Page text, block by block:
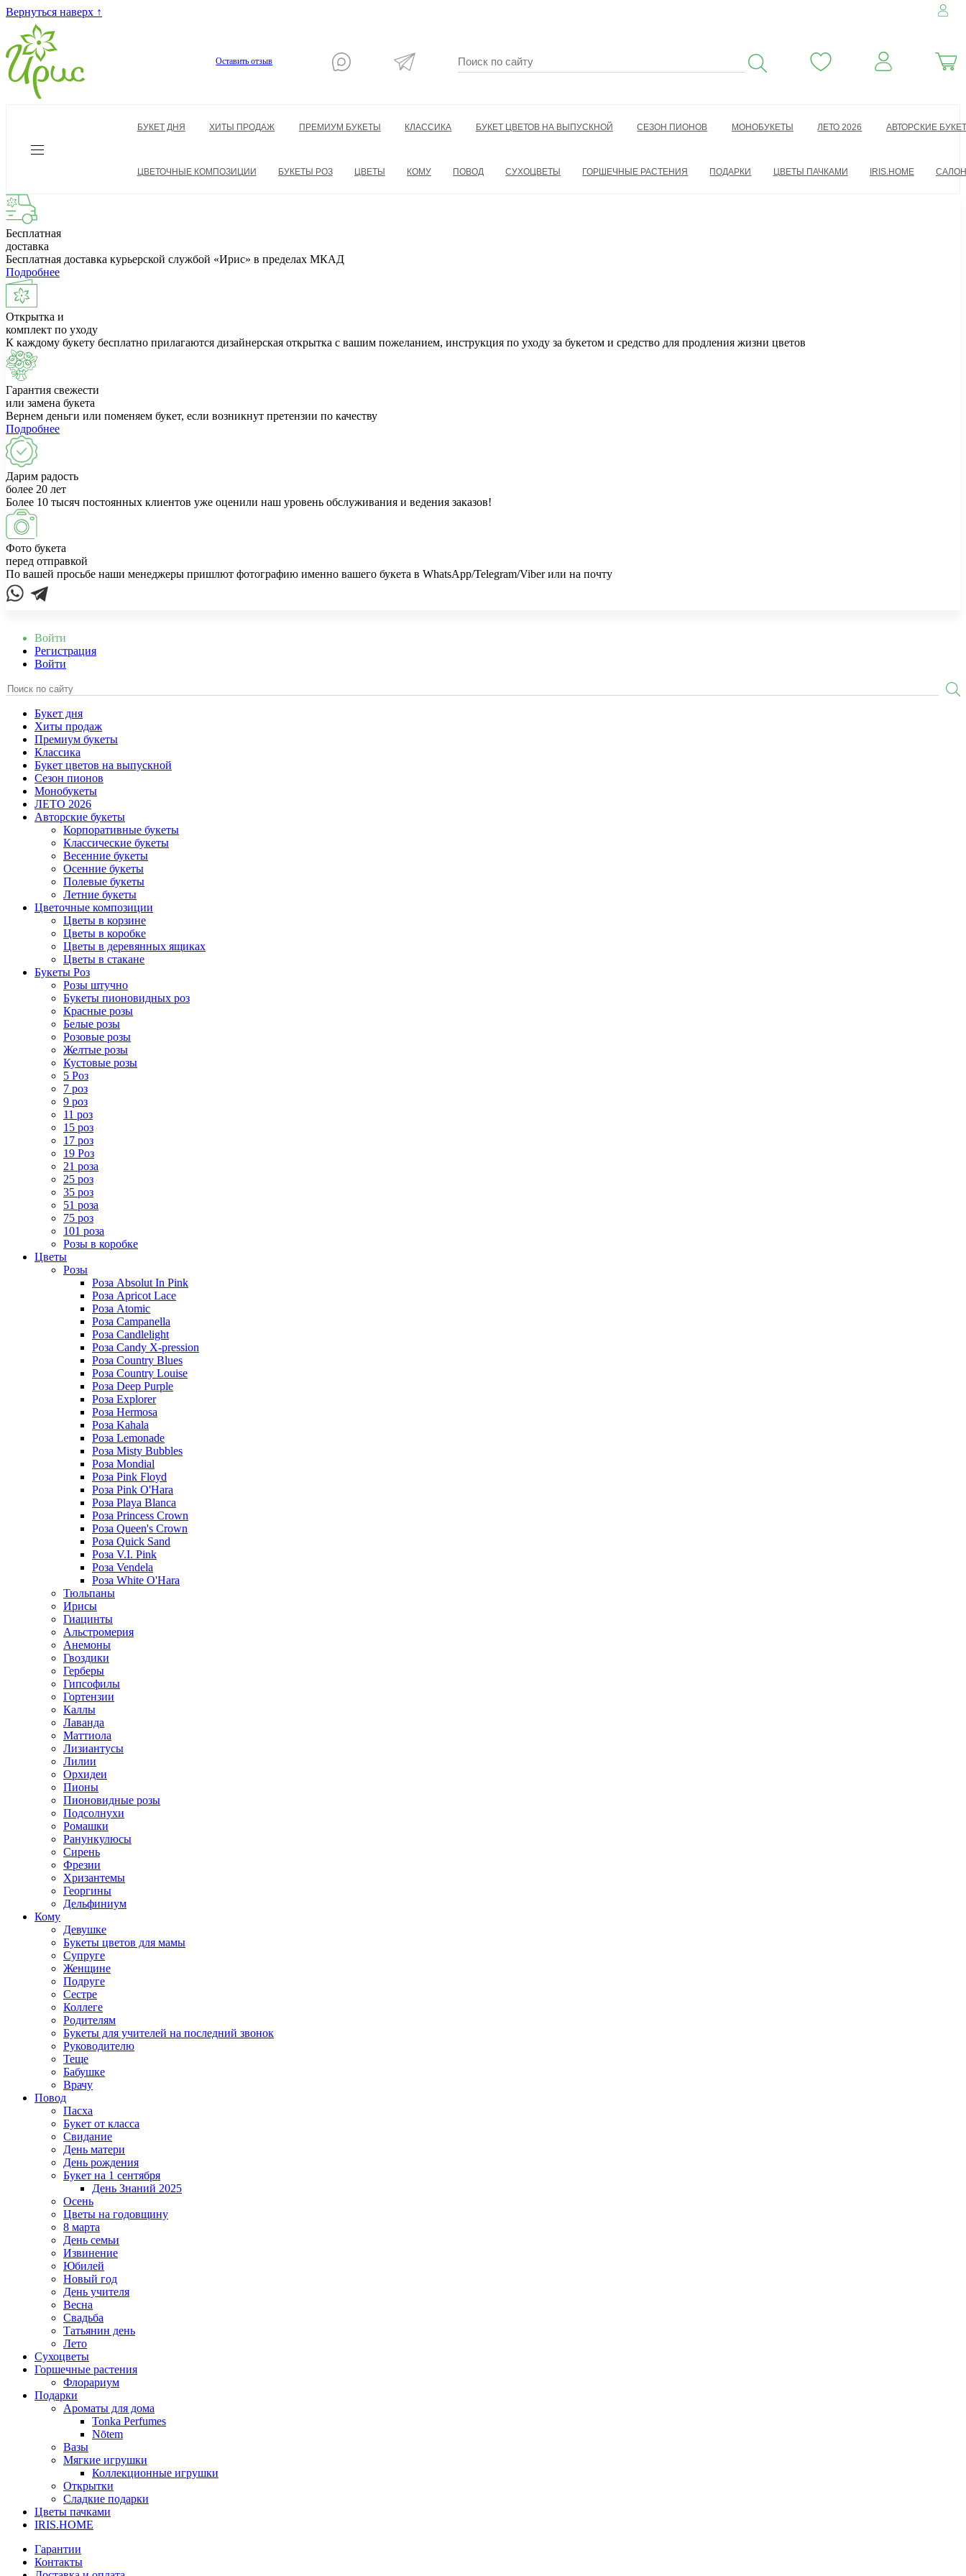
Вернуться наверх ↑
Оставить отзыв
БУКЕТ ДНЯ ХИТЫ ПРОДАЖ ПРЕМИУМ БУКЕТЫ КЛАССИКА БУКЕТ ЦВЕТОВ НА ВЫПУСКНОЙ СЕЗОН ПИОНОВ МОНОБУКЕТЫ ЛЕТО 2026 АВТОРСКИЕ
ЦВЕТОЧНЫЕ КОМПОЗИЦИИ БУКЕТЫ РОЗ ЦВЕТЫ КОМУ ПОВОД СУХОЦВЕТЫ ГОРШЕЧНЫЕ РАСТЕНИЯ ПОДАРКИ ЦВЕТЫ ПАЧКАМИ IRIS.HOME
Бесплатная
доставка
Бесплатная доставка курьерской службой «Ирис» в пределах МКАД
Подробнее
Открытка и
комплект по уходу
К каждому букету бесплатно прилагаются дизайнерская открытка с вашим пожеланием, инструкция по уходу за букетом и средство для продления жизни цветов
Гарантия свежести
или замена букета
Вернем деньги или поменяем букет, если возникнут претензии по качеству
Подробнее
Дарим радость
более 20 лет
Более 10 тысяч постоянных клиентов уже оценили наш уровень обслуживания и ведения заказов!
Фото букета
перед отправкой
По вашей просьбе наши менеджеры пришлют фотографию именно вашего букета в WhatsApp/Telegram/Viber или на почту
Войти
Регистрация
Войти
Букет дня
Хиты продаж
Премиум букеты
Классика
Букет цветов на выпускной
Сезон пионов
Монобукеты
ЛЕТО 2026
Авторские букеты
Корпоративные букеты
Классические букеты
Весенние букеты
Осенние букеты
Полевые букеты
Летние букеты
Цветочные композиции
Цветы в корзине
Цветы в коробке
Цветы в деревянных ящиках
Цветы в стакане
Букеты Роз
Розы штучно
Букеты пионовидных роз
Красные розы
Белые розы
Розовые розы
Желтые розы
Кустовые розы
5 Роз
7 роз
9 роз
11 роз
15 роз
17 роз
19 Роз
21 роза
25 роз
35 роз
51 роза
75 роз
101 роза
Розы в коробке
Цветы
Розы
Роза Absolut In Pink
Роза Apricot Lace
Роза Atomic
Роза Campanella
Роза Candlelight
Роза Candy X-pression
Роза Country Blues
Роза Country Louise
Роза Deep Purple
Роза Explorer
Роза Hermosa
Роза Kahala
Роза Lemonade
Роза Misty Bubbles
Роза Mondial
Роза Pink Floyd
Роза Pink O'Hara
Роза Playa Blanca
Роза Princess Crown
Роза Queen's Crown
Роза Quick Sand
Роза V.I. Pink
Роза Vendela
Роза White O'Hara
Тюльпаны
Ирисы
Гиацинты
Альстромерия
Анемоны
Гвоздики
Герберы
Гипсофилы
Гортензии
Каллы
Лаванда
Маттиола
Лизиантусы
Лилии
Орхидеи
Пионы
Пионовидные розы
Подсолнухи
Ромашки
Ранункулюсы
Сирень
Фрезии
Хризантемы
Георгины
Дельфиниум
Кому
Девушке
Букеты цветов для мамы
Супруге
Женщине
Подруге
Сестре
Коллеге
Родителям
Букеты для учителей на последний звонок
Руководителю
Теще
Бабушке
Врачу
Повод
Пасха
Букет от класса
Свидание
День матери
День рождения
Букет на 1 сентября
День Знаний 2025
Осень
Цветы на годовщину
8 марта
День семьи
Извинение
Юбилей
Новый год
День учителя
Весна
Свадьба
Татьянин день
Лето
Сухоцветы
Горшечные растения
Флорариум
Подарки
Ароматы для дома
Tonka Perfumes
Nōtem
Вазы
Мягкие игрушки
Коллекционные игрушки
Открытки
Сладкие подарки
Цветы пачками
IRIS.HOME
Гарантии
Контакты